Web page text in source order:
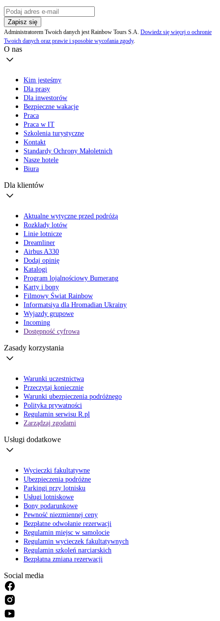
Zapisz się
Administratorem Twoich danych jest Rainbow Tours S.A. Dowiedz się więcej o ochronie
Twoich danych oraz prawie i sposobie wycofania zgody.
O nas
Kim jesteśmy
Dla prasy
Dla inwestorów
Bezpieczne wakacje
Praca
Praca w IT
Szkolenia turystyczne
Kontakt
Standardy Ochrony Małoletnich
Nasze hotele
Biura
Dla klientów
Aktualne wytyczne przed podróżą
Rozkłady lotów
Linie lotnicze
Dreamliner
Airbus A330
Dodaj opinię
Katalogi
Program lojalnościowy Bumerang
Karty i bony
Filmowy Świat Rainbow
Informatsiya dla Hromadian Ukrainy
Wyjazdy grupowe
Incoming
Dostępność cyfrowa
Zasady korzystania
Warunki uczestnictwa
Przeczytaj koniecznie
Warunki ubezpieczenia podróżnego
Polityka prywatności
Regulamin serwisu R.pl
Zarządzaj zgodami
Usługi dodatkowe
Wycieczki fakultatywne
Ubezpieczenia podróżne
Parkingi przy lotnisku
Usługi lotniskowe
Bony podarunkowe
Pewność niezmiennej ceny
Bezpłatne odwołanie rezerwacji
Regulamin miejsc w samolocie
Regulamin wycieczek fakultatywnych
Regulamin szkoleń narciarskich
Bezpłatna zmiana rezerwacji
Social media